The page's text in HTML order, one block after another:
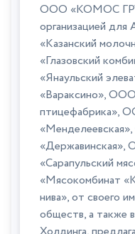
ООО «КОМОС
организацией
«Казанский
«Глазовский
«Янаульский
«Вараксино»,
птицефабрика»,
«Сарапульский
«Мясокомбинат
нива», от своего
обществ, а также